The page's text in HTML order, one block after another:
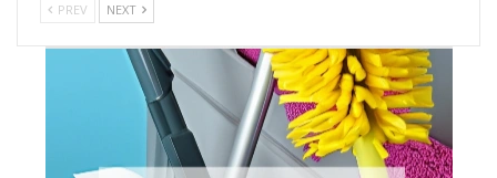
PREV NEXT